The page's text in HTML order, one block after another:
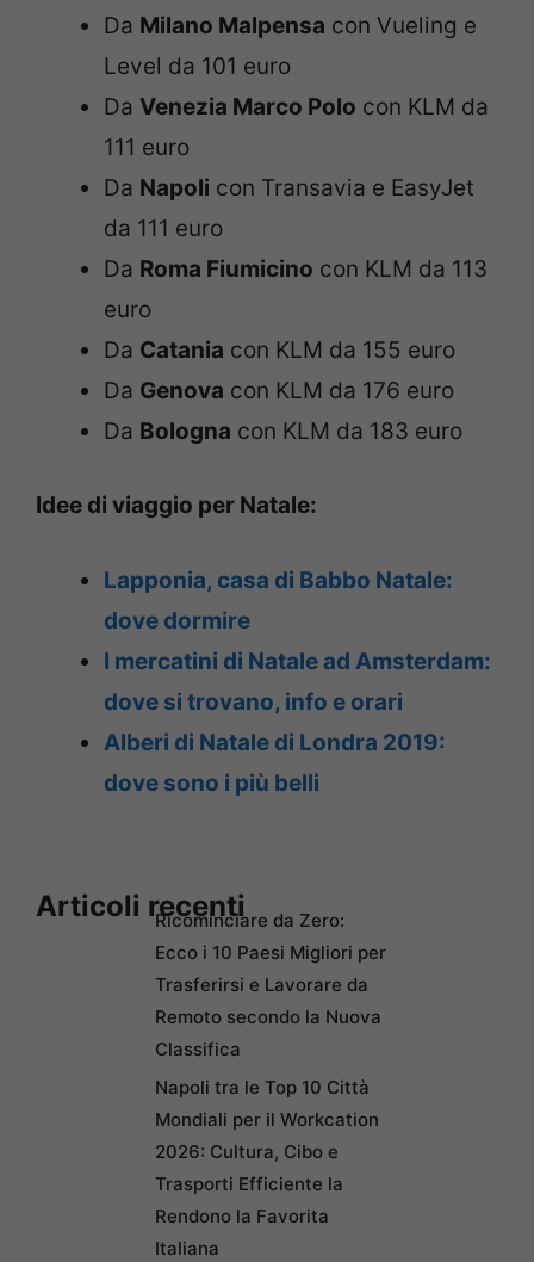
Da Milano Malpensa con Vueling e
Level da 101 euro
Da Venezia Marco Polo con KLM da
111 euro
Da Napoli con Transavia e EasyJet
da 111 euro
Da Roma Fiumicino con KLM da 113
euro
Da Catania con KLM da 155 euro
Da Genova con KLM da 176 euro
Da Bologna con KLM da 183 euro
Idee di viaggio per Natale:
Lapponia, casa di Babbo Natale:
dove dormire
I mercatini di Natale ad Amsterdam:
dove si trovano, info e orari
Alberi di Natale di Londra 2019:
dove sono i più belli
Articoli recentiRicominciare da Zero:
Ecco i 10 Paesi Migliori per
Trasferirsi e Lavorare da
Remoto secondo la Nuova
Classifica
Napoli tra le Top 10 Città
Mondiali per il Workcation
2026: Cultura, Cibo e
Trasporti Efficiente la
Rendono la Favorita
Italiana